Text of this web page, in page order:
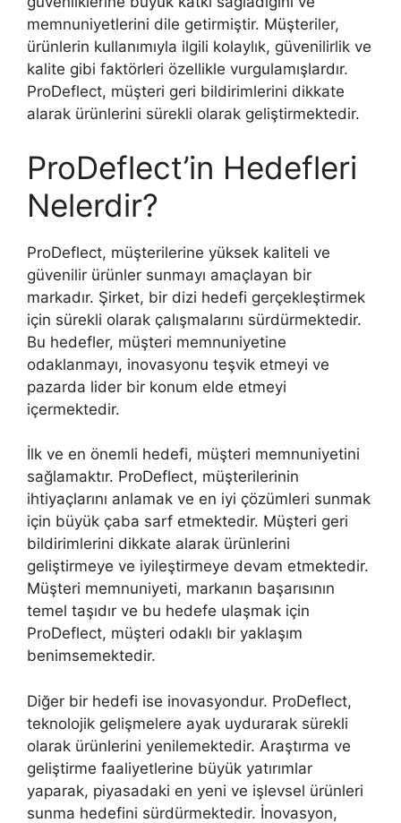
memnuniyetlerini dile getirmiştir. Müşteriler,
ürünlerin kullanımıyla ilgili kolaylık, güvenilirlik ve
kalite gibi faktörleri özellikle vurgulamışlardır.
ProDeflect, müşteri geri bildirimlerini dikkate
alarak ürünlerini sürekli olarak geliştirmektedir.
ProDeflect’in Hedefleri
Nelerdir?
ProDeflect, müşterilerine yüksek kaliteli ve
güvenilir ürünler sunmayı amaçlayan bir
markadır. Şirket, bir dizi hedefi gerçekleştirmek
için sürekli olarak çalışmalarını sürdürmektedir.
Bu hedefler, müşteri memnuniyetine
odaklanmayı, inovasyonu teşvik etmeyi ve
pazarda lider bir konum elde etmeyi
içermektedir.
İlk ve en önemli hedefi, müşteri memnuniyetini
sağlamaktır. ProDeflect, müşterilerinin
ihtiyaçlarını anlamak ve en iyi çözümleri sunmak
için büyük çaba sarf etmektedir. Müşteri geri
bildirimlerini dikkate alarak ürünlerini
geliştirmeye ve iyileştirmeye devam etmektedir.
Müşteri memnuniyeti, markanın başarısının
temel taşıdır ve bu hedefe ulaşmak için
ProDeflect, müşteri odaklı bir yaklaşım
benimsemektedir.
Diğer bir hedefi ise inovasyondur. ProDeflect,
teknolojik gelişmelere ayak uydurarak sürekli
olarak ürünlerini yenilemektedir. Araştırma ve
geliştirme faaliyetlerine büyük yatırımlar
yaparak, piyasadaki en yeni ve işlevsel ürünleri
sunma hedefini sürdürmektedir. İnovasyon,